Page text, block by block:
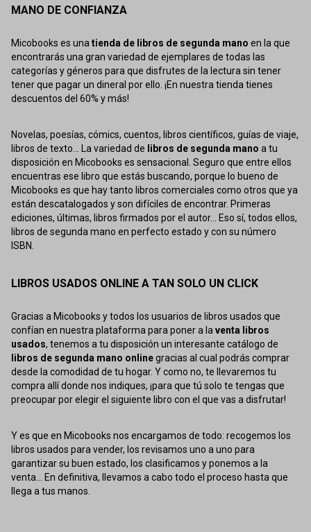
MANO DE CONFIANZA
Micobooks es unatienda de libros de segunda mano en la que
encontrarás una gran variedad de ejemplares de todas las
categorías y géneros para que disfrutes de la lectura sin tener
tener que pagar un dineral por ello. ¡En nuestra tienda tienes
descuentos del 60% y más!
Novelas, poesías, cómics, cuentos, libros científicos, guías de viaje,
libros de texto... La variedad de libros de segunda mano a tu
disposición en Micobooks es sensacional. Seguro que entre ellos
encuentras ese libro que estás buscando, porque lo bueno de
Micobooks es que hay tanto libros comerciales como otros que ya
están descatalogados y son difíciles de encontrar. Primeras
ediciones, últimas, libros firmados por el autor... Eso sí, todos ellos,
libros de segunda mano en perfecto estado y con su número
ISBN.
LIBROS USADOS ONLINE A TAN SOLO UN CLICK
Gracias a Micobooks y todos los usuarios de libros usados que
confían en nuestra plataforma para poner a laventa libros
usados, tenemos a tu disposición un interesante catálogo de
libros de segunda mano onlinegracias al cual podrás comprar
desde la comodidad de tu hogar. Y como no, te llevaremos tu
compra allí donde nos indiques, ¡para que tú solo te tengas que
preocupar por elegir el siguiente libro con el que vas a disfrutar!
Y es que en Micobooks nos encargamos de todo: recogemos los
libros usados para vender, los revisamos uno a uno para
garantizar su buen estado, los clasificamos y ponemos a la
venta... En definitiva, llevamos a cabo todo el proceso hasta que
llega a tus manos.